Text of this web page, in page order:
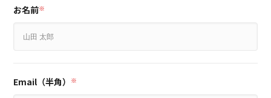
お名前※
Email（半角） ※